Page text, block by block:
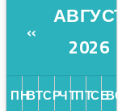
«
2026
ПНВТСРЧТПТСБ